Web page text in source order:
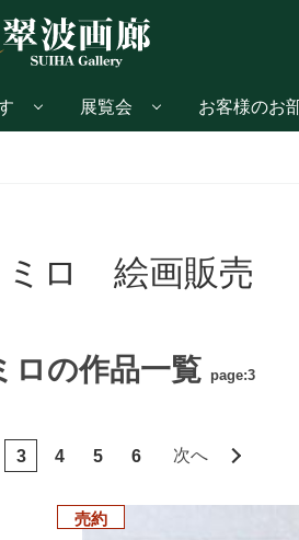
展覧会 お客様のお
ミロ 絵画販売
ロの作品一覧 page:3
3 4 5 6 次へ
売約